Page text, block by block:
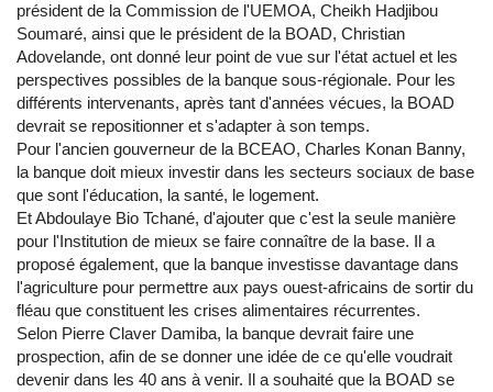
président de la Commission de l'UEMOA, Cheikh Hadjibou
Soumaré, ainsi que le président de la BOAD, Christian
Adovelande, ont donné leur point de vue sur l'état actuel et les
perspectives possibles de la banque sous-régionale. Pour les
différents intervenants, après tant d'années vécues, la BOAD
devrait se repositionner et s'adapter à son temps.
Pour l'ancien gouverneur de la BCEAO, Charles Konan Banny,
la banque doit mieux investir dans les secteurs sociaux de base
que sont l'éducation, la santé, le logement.
Et Abdoulaye Bio Tchané, d'ajouter que c'est la seule manière
pour l'Institution de mieux se faire connaître de la base. Il a
proposé également, que la banque investisse davantage dans
l'agriculture pour permettre aux pays ouest-africains de sortir du
fléau que constituent les crises alimentaires récurrentes.
Selon Pierre Claver Damiba, la banque devrait faire une
prospection, afin de se donner une idée de ce qu'elle voudrait
devenir dans les 40 ans à venir. Il a souhaité que la BOAD se